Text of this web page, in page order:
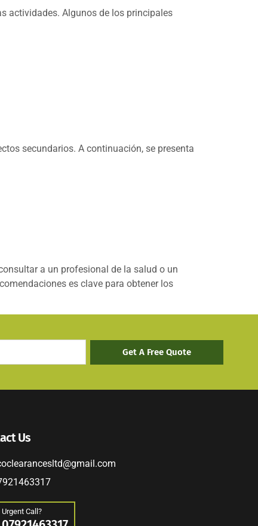
actividades. Algunos de los principales
secundarios. A continuación, se presenta
a un profesional de la salud o un
es clave para obtener los
Get A Free Quote
Us
Urgent Call?